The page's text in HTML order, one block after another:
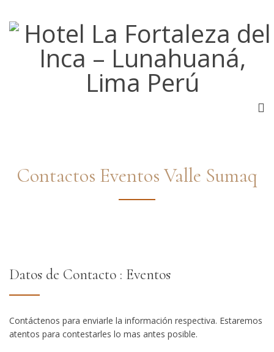
Contactos Eventos Valle Sumaq
Datos de Contacto : Eventos
Contáctenos para enviarle la información respectiva. Estaremos
atentos para contestarles lo mas antes posible.